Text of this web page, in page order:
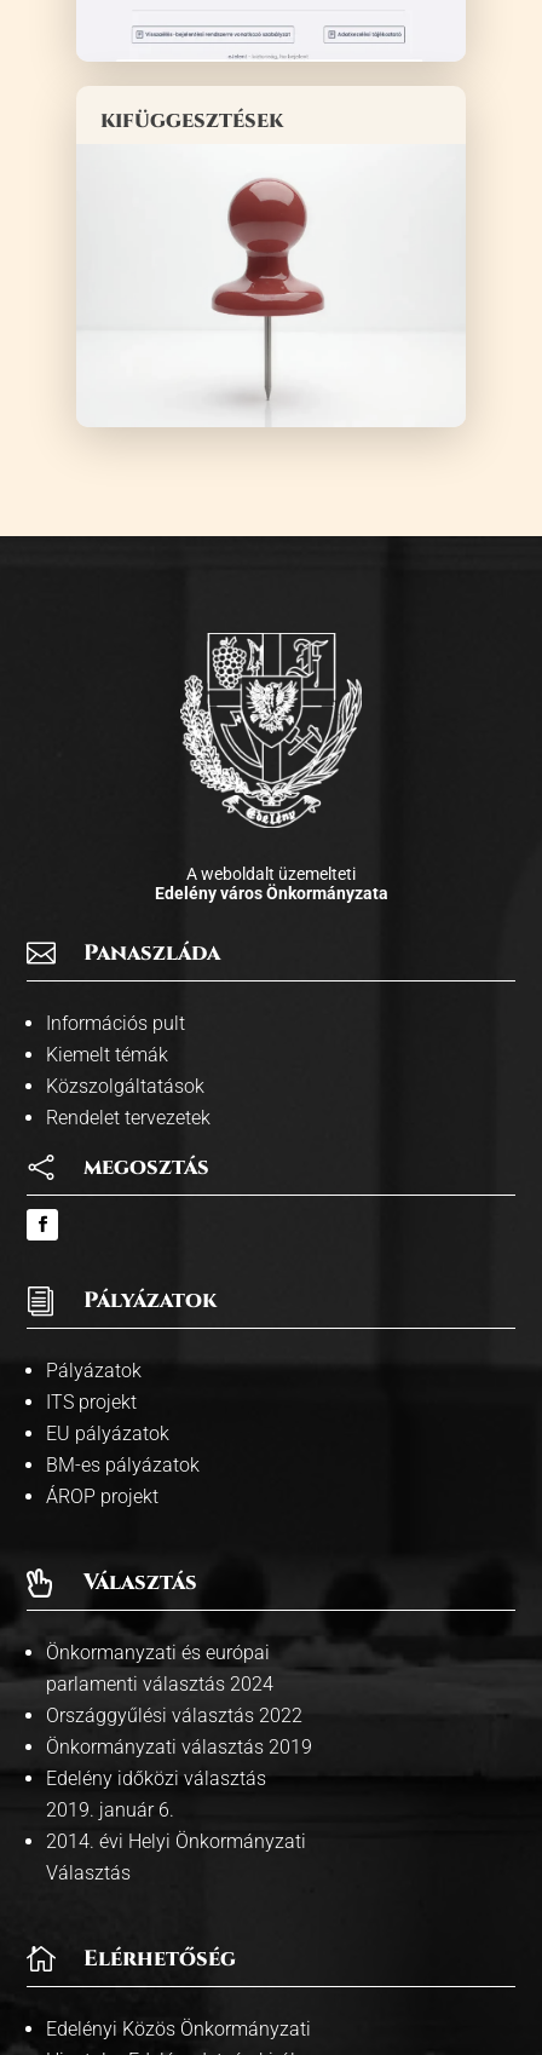
kifüggesztések
A weboldalt üzemelteti
Edelény város Önkormányzata
 Panaszláda
Információs pult
Kiemelt témák
Közszolgáltatások
Rendelet tervezetek
 megosztás
i Pályázatok
Pályázatok
ITS projekt
EU pályázatok
BM-es pályázatok
ÁROP projekt
 Választás
Önkormanyzati és európai
parlamenti választás 2024
Országgyűlési választás 2022
Önkormányzati választás 2019
Edelény időközi választás
2019. január 6.
2014. évi Helyi Önkormányzati
Választás
 Elérhetőség
Edelényi Közös Önkormányzati